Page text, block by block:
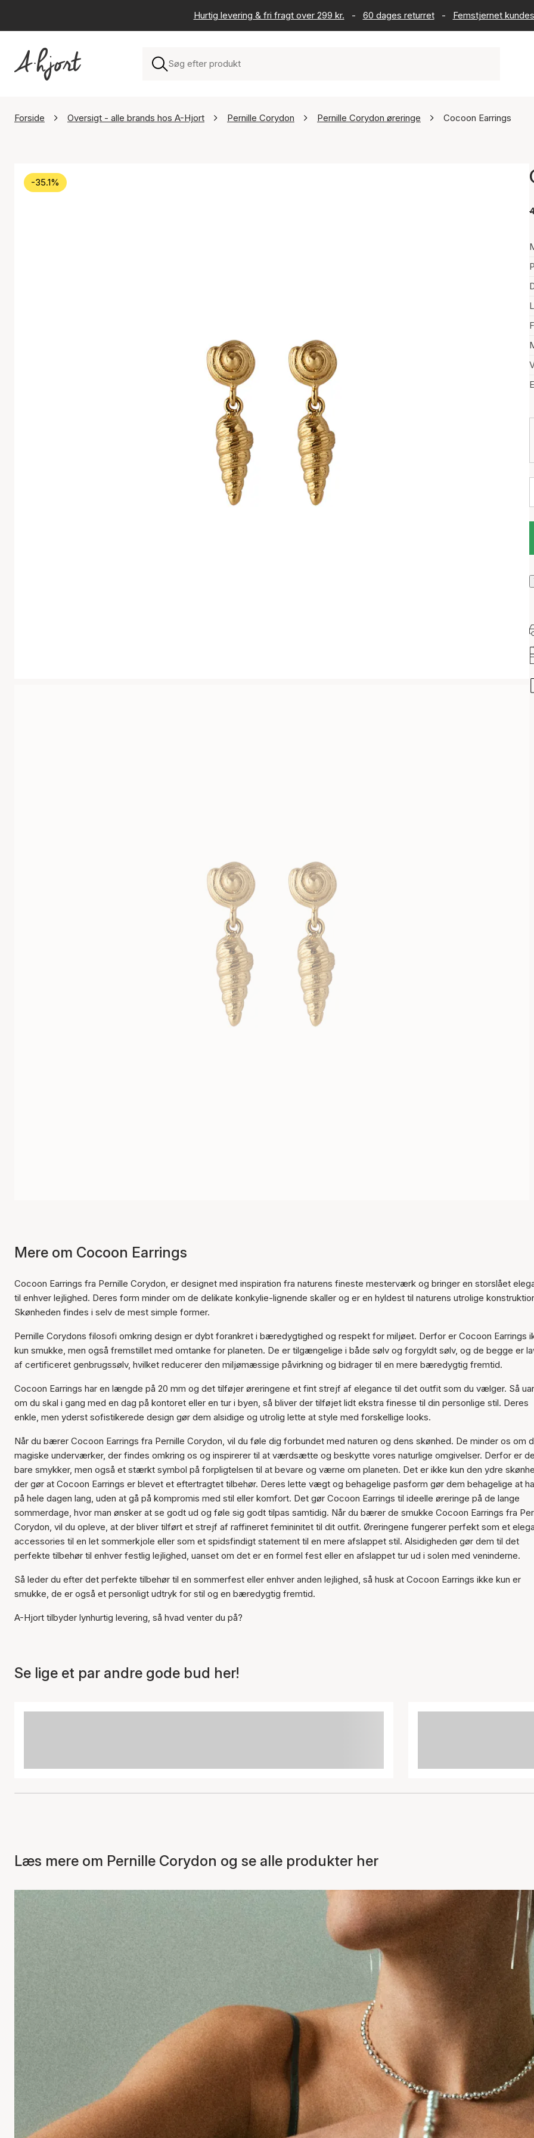
Hurtig levering & fri fragt over 299 kr. - 60 dages returret - Femstjernet
Forside Oversigt - alle brands hos A-Hjort Pernille Corydon Pernille Corydon øreringe Cocoon Earrings
-35.1%
Varen er tilføjet til kurven
Mere om Cocoon Earrings
Cocoon Earrings fra Pernille Corydon, er designet med inspiration fra naturens fineste mesterværk og bringer en storslået
til enhver lejlighed. Deres form minder om de delikate konkylie-lignende skaller og er en hyldest til naturens utrolige
Skønheden findes i selv de mest simple former.
Pernille Corydons filosofi omkring design er dybt forankret i bæredygtighed og respekt for miljøet. Derfor er Cocoon Earrings
kun smukke, men også fremstillet med omtanke for planeten. De er tilgængelige i både sølv og forgyldt sølv, og de begge er
af certificeret genbrugssølv, hvilket reducerer den miljømæssige påvirkning og bidrager til en mere bæredygtig fremtid.
Cocoon Earrings har en længde på 20 mm og det tilføjer øreringene et fint strejf af elegance til det outfit som du vælger. Så
om du skal i gang med en dag på kontoret eller en tur i byen, så bliver der tilføjet lidt ekstra finesse til din personlige stil. Deres
enkle, men yderst sofistikerede design gør dem alsidige og utrolig lette at style med forskellige looks.
Når du bærer Cocoon Earrings fra Pernille Corydon, vil du føle dig forbundet med naturen og dens skønhed. De minder os om
magiske underværker, der findes omkring os og inspirerer til at værdsætte og beskytte vores naturlige omgivelser. Derfor er
bare smykker, men også et stærkt symbol på forpligtelsen til at bevare og værne om planeten. Det er ikke kun den ydre
der gør at Cocoon Earrings er blevet et eftertragtet tilbehør. Deres lette vægt og behagelige pasform gør dem behagelige at
på hele dagen lang, uden at gå på kompromis med stil eller komfort. Det gør Cocoon Earrings til ideelle øreringe på de lange
sommerdage, hvor man ønsker at se godt ud og føle sig godt tilpas samtidig. Når du bærer de smukke Cocoon Earrings fra
Corydon, vil du opleve, at der bliver tilført et strejf af raffineret femininitet til dit outfit. Øreringene fungerer perfekt som et
accessories til en let sommerkjole eller som et spidsfindigt statement til en mere afslappet stil. Alsidigheden gør dem til det
perfekte tilbehør til enhver festlig lejlighed, uanset om det er en formel fest eller en afslappet tur ud i solen med veninderne.
Så leder du efter det perfekte tilbehør til en sommerfest eller enhver anden lejlighed, så husk at Cocoon Earrings ikke kun er
smukke, de er også et personligt udtryk for stil og en bæredygtig fremtid.
A-Hjort tilbyder lynhurtig levering, så hvad venter du på?
Se lige et par andre gode bud her!
Læs mere om Pernille Corydon og se alle produkter her